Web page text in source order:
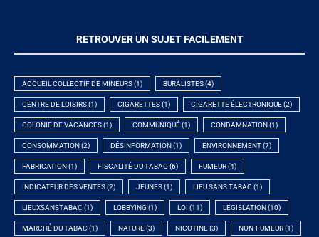
RETROUVER UN SUJET FACILEMENT
ACCUEIL COLLECTIF DE MINEURS(1) BURALISTES(4)
CENTRE DE LOISIRS(1) CIGARETTES(1) CIGARETTE ÉLECTRONIQUE(2)
COLONIE DE VACANCES(1) COMMUNIQUÉ(1) CONDAMNATION (1)
CONSOMMATION (2) DÉSINFORMATION (1) ENVIRONNEMENT(7)
FABRICATION (1) FISCALITÉ DU TABAC (6) FUMEUR(4)
INDICATEUR DES VENTES(2) JEUNES(1) LIEU SANS TABAC (1)
LIEUXSANSTABAC (1) LOBBYING (1) LOI (11) LÉGISLATION (10)
MARCHÉ DU TABAC (1) NATURE(3) NICOTINE(3) NON-FUMEUR(1)